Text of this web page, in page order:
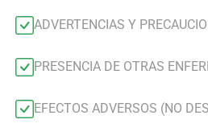
ADVERTENCIAS Y
PRESENCIA DE OTRAS
EFECTOS ADVERSOS (NO